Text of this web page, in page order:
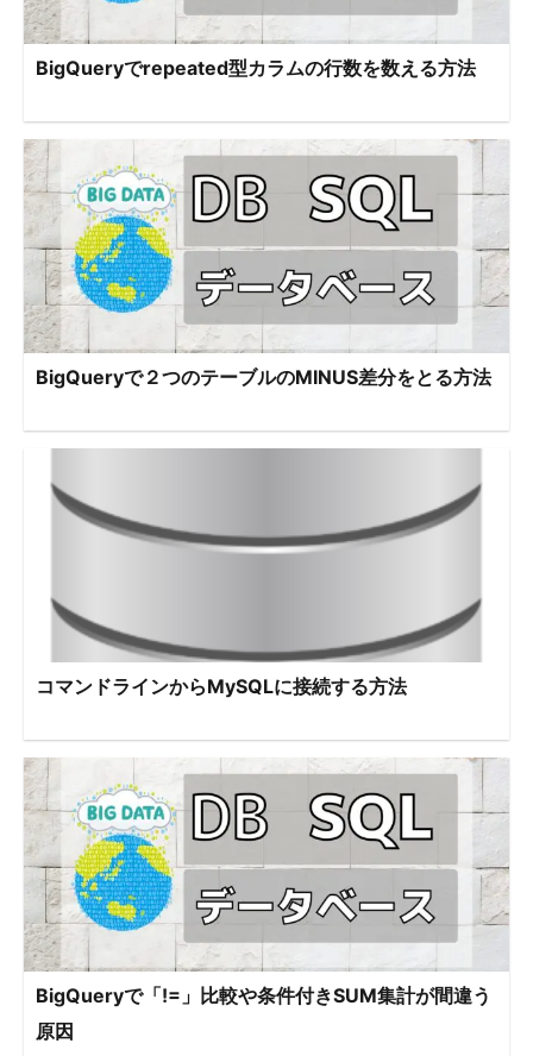
BigQueryでrepeated型カラムの行数を数える方法
BigQueryで２つのテーブルのMINUS差分をとる方法
コマンドラインからMySQLに接続する方法
BigQueryで「!=」比較や条件付きSUM集計が間違う
原因